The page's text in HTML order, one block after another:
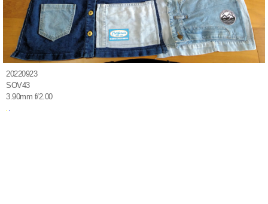
20220923
SOV43
3.90mm f/2.00